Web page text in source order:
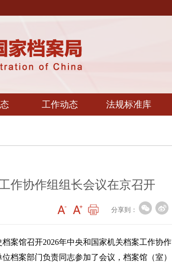
工作动态 法规标准库
作协作组组长会议在京召开
分享到：
档案馆召开2026年中央和国家机关档案工作协作
位档案部门负责同志参加了会议 ， 档案馆（室）